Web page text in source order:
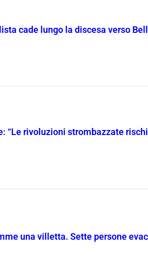
cade lungo la discesa verso
“Le rivoluzioni strombazzate
una villetta. Sette persone